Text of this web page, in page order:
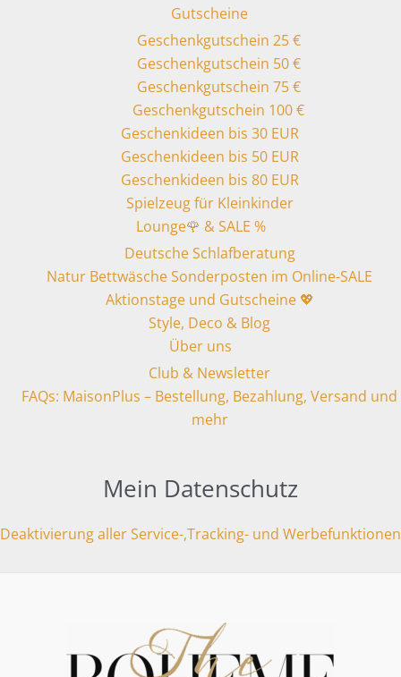
Gutscheine
Geschenkgutschein 25 €
Geschenkgutschein 50 €
Geschenkgutschein 75 €
Geschenkgutschein 100 €
Geschenkideen bis 30 EUR
Geschenkideen bis 50 EUR
Geschenkideen bis 80 EUR
Spielzeug für Kleinkinder
Lounge🌹 & SALE %
Deutsche Schlafberatung
Natur Bettwäsche Sonderposten im Online-SALE
Aktionstage und Gutscheine 💖
Style, Deco & Blog
Über uns
Club & Newsletter
FAQs: MaisonPlus – Bestellung, Bezahlung, Versand und
mehr
Mein Datenschutz
Deaktivierung aller Service-,Tracking- und Werbefunktionen